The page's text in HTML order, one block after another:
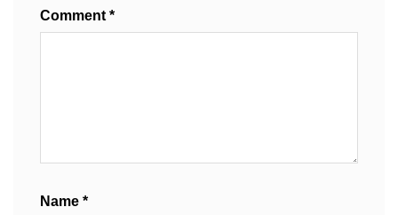
Comment *
Name *